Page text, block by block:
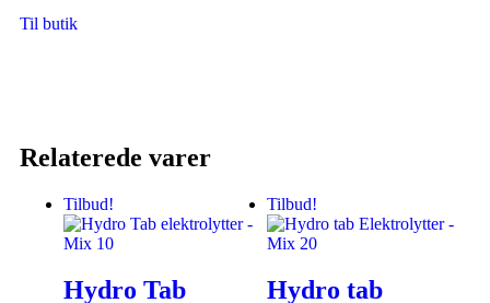
Til butik
Relaterede varer
Tilbud!
Hydro Tab
Tilbud!
Hydro tab